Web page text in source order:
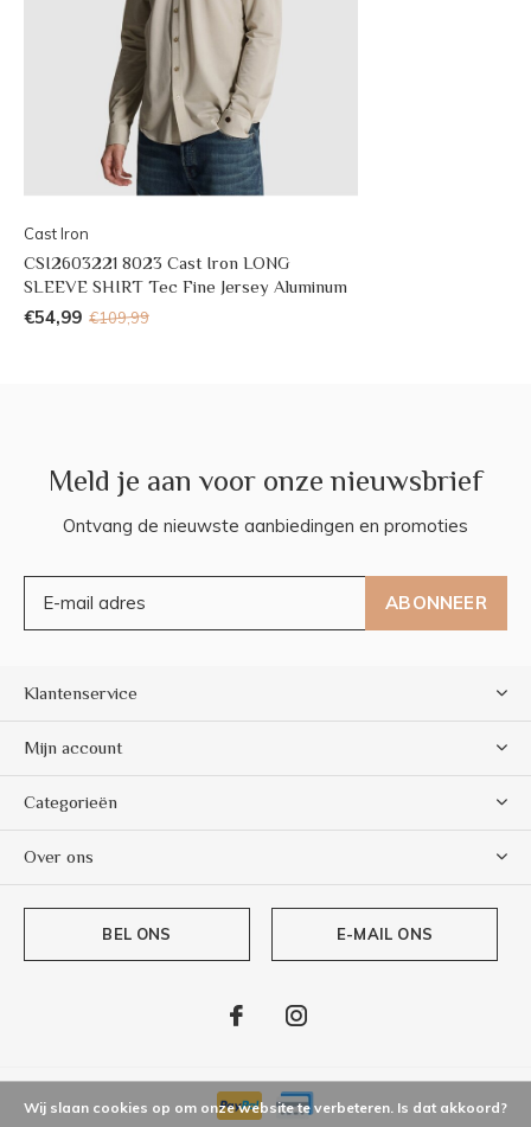
Cast Iron
CSI2603221 8023 Cast Iron LONG
SLEEVE SHIRT Tec Fine Jersey Aluminum
€54,99 €109,99
Meld je aan voor onze nieuwsbrief
Ontvang de nieuwste aanbiedingen en promoties
ABONNEER
Klantenservice
Mijn account
Categorieën
Over ons
BEL ONS E-MAIL ONS
Wij slaan cookies op om onze website te verbeteren. Is dat akkoord?